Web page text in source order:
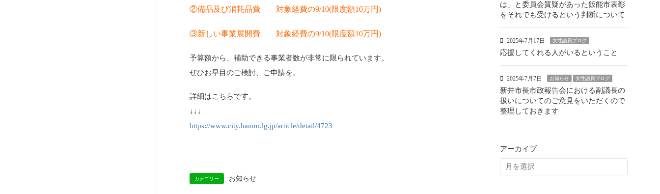
②備品及び消耗品費 対象経費の9/10(限度額10万円)
③新しい事業展開費 対象経費の9/10(限度額10万円)
予算額から、補助できる事業者数が非常に限られています。
ぜひお早目のご検討、ご申請を。
詳細はこちらです。
↓↓↓
https://www.city.hanno.lg.jp/article/detail/4723
カテゴリー お知らせ
は」と委員会質疑があった飯能市表彰
をそれでも受けるという判断について
2025年7月17日 女性議員ブログ
応援してくれる人がいるということ
2025年7月7日 お知らせ 女性議員ブログ
新井市長市政報告会における副議長の
扱いについてのご意見をいただくので
整理しておきます
アーカイブ